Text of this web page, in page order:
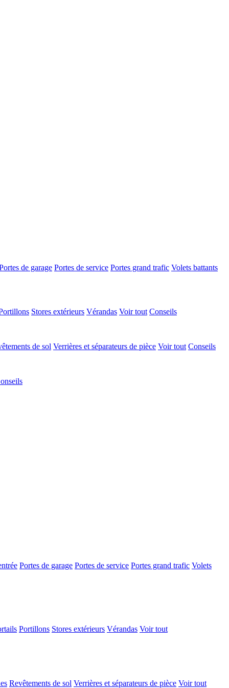
de garage Portes de service Portes grand trafic Volets battants
Stores extérieurs Vérandas Voir tout Conseils
de sol Verrières et séparateurs de pièce Voir tout Conseils
Portes de garage Portes de service Portes grand trafic Volets
Portillons Stores extérieurs Vérandas Voir tout
Revêtements de sol Verrières et séparateurs de pièce Voir tout